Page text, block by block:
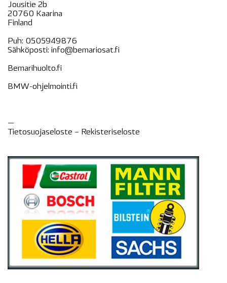
Jousitie 2b
20760 Kaarina
Finland
Puh: 0505949876
Sähköposti: info@bemariosat.fi
Bemarihuolto.fi
BMW-ohjelmointi.fi
—
Tietosuojaseloste – Rekisteriseloste